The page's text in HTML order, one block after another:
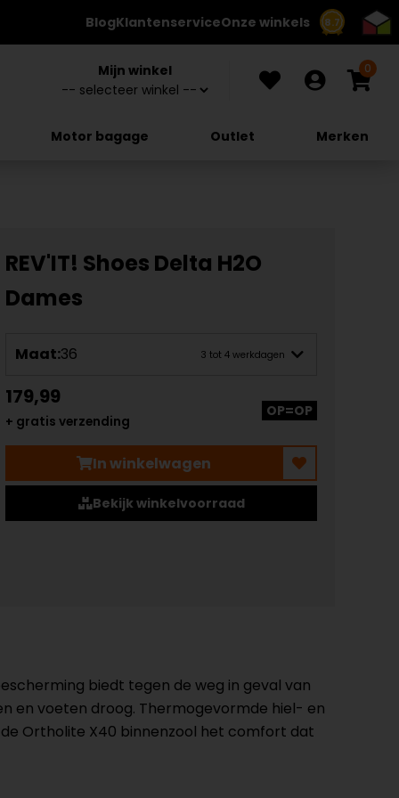
8.7
BlogKlantenserviceOnze winkels
Mijn winkel 0
Motor bagage Outlet Merken
REV'IT! Shoes Delta H2O
Dames
Maat:36 3 tot 4 werkdagen
179,99
+ gratis verzending
OP=OP
In winkelwagen
Bekijk winkelvoorraad
biedt tegen de weg in geval van
en voeten droog. Thermogevormde hiel- en
Ortholite X40 binnenzool het comfort dat